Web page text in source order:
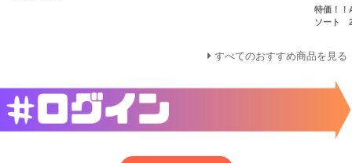
特価！
ソート
すべてのおすすめ商品を見る